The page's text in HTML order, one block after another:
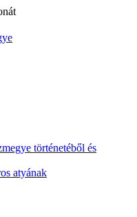
történetéből és
atyának